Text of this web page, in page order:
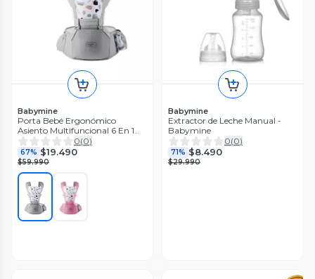
Babymine
Porta Bebé Ergonómico
Asiento Multifuncional 6 En 1
Colores
0(0)
67% $19.490
$59.990
Babymine
Extractor de Leche Manual -
Babymine
0(0)
71% $8.490
$29.990